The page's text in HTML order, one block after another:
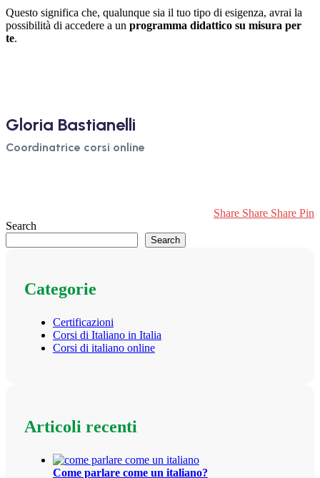
Questo significa che, qualunque sia il tuo tipo di esigenza, avrai la
possibilità di accedere a un programma didattico su misura per
te.
Gloria Bastianelli
Coordinatrice corsi online
Share Share Share Pin
Search
Search
Categorie
Certificazioni
Corsi di Italiano in Italia
Corsi di italiano online
Articoli recenti
Come parlare come un italiano?